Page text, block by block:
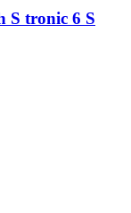
S tronic 6 S